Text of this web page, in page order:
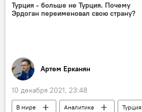
Турция - больше не Турция. Почему
Эрдоган переименовал свою страну?
Артем Ерканян
10 декабря 2021, 23:48
В мире Аналитика
Турция